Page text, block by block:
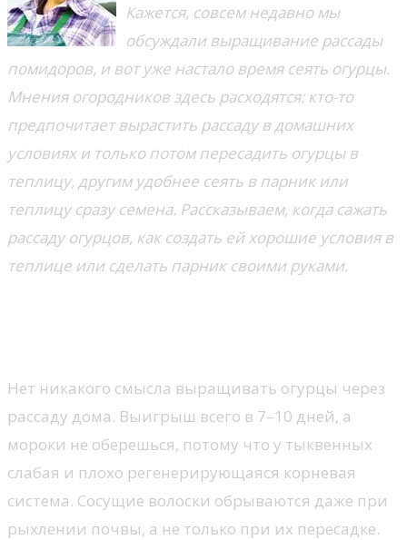
Кажется, совсем недавно мы
обсуждали выращивание рассады
помидоров, и вот уже настало время сеять огурцы.
Мнения огородников здесь расходятся: кто-то
предпочитает вырастить рассаду в домашних
условиях и только потом пересадить огурцы в
теплицу, другим удобнее сеять в парник или
теплицу сразу семена. Рассказываем, когда сажать
рассаду огурцов, как создать ей хорошие условия в
теплице или сделать парник своими руками.
Нет никакого смысла выращивать огурцы через
рассаду дома. Выигрыш всего в 7–10 дней, а
мороки не оберешься, потому что у тыквенных
слабая и плохо регенерирующаяся корневая
система. Сосущие волоски обрываются даже при
рыхлении почвы, а не только при их пересадке.